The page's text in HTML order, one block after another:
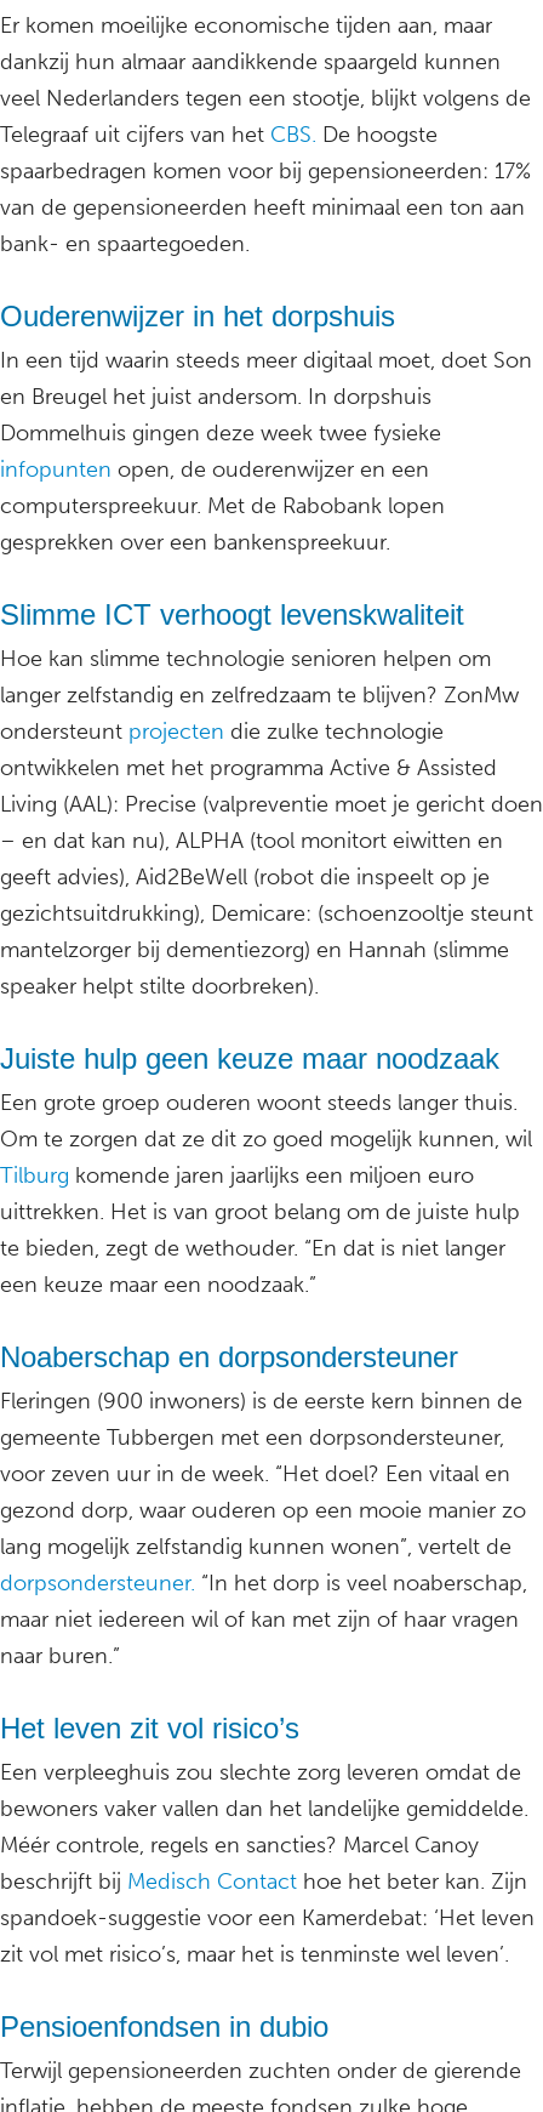
Er komen moeilijke economische tijden aan, maar
dankzij hun almaar aandikkende spaargeld kunnen
veel Nederlanders tegen een stootje, blijkt volgens de
Telegraaf uit cijfers van het CBS. De hoogste
spaarbedragen komen voor bij gepensioneerden: 17%
van de gepensioneerden heeft minimaal een ton aan
bank- en spaartegoeden.
Ouderenwijzer in het dorpshuis
In een tijd waarin steeds meer digitaal moet, doet Son
en Breugel het juist andersom. In dorpshuis
Dommelhuis gingen deze week twee fysieke
infopunten open, de ouderenwijzer en een
computerspreekuur. Met de Rabobank lopen
gesprekken over een bankenspreekuur.
Slimme ICT verhoogt levenskwaliteit
Hoe kan slimme technologie senioren helpen om
langer zelfstandig en zelfredzaam te blijven? ZonMw
ondersteunt projecten die zulke technologie
ontwikkelen met het programma Active & Assisted
Living (AAL): Precise (valpreventie moet je gericht doen
– en dat kan nu), ALPHA (tool monitort eiwitten en
geeft advies), Aid2BeWell (robot die inspeelt op je
gezichtsuitdrukking), Demicare: (schoenzooltje steunt
mantelzorger bij dementiezorg) en Hannah (slimme
speaker helpt stilte doorbreken).
Juiste hulp geen keuze maar noodzaak
Een grote groep ouderen woont steeds langer thuis.
Om te zorgen dat ze dit zo goed mogelijk kunnen, wil
Tilburg komende jaren jaarlijks een miljoen euro
uittrekken. Het is van groot belang om de juiste hulp
te bieden, zegt de wethouder. “En dat is niet langer
een keuze maar een noodzaak.”
Noaberschap en dorpsondersteuner
Fleringen (900 inwoners) is de eerste kern binnen de
gemeente Tubbergen met een dorpsondersteuner,
voor zeven uur in de week. “Het doel? Een vitaal en
gezond dorp, waar ouderen op een mooie manier zo
lang mogelijk zelfstandig kunnen wonen”, vertelt de
dorpsondersteuner. “In het dorp is veel noaberschap,
maar niet iedereen wil of kan met zijn of haar vragen
naar buren.”
Het leven zit vol risico’s
Een verpleeghuis zou slechte zorg leveren omdat de
bewoners vaker vallen dan het landelijke gemiddelde.
Méér controle, regels en sancties? Marcel Canoy
beschrijft bij Medisch Contact hoe het beter kan. Zijn
spandoek-suggestie voor een Kamerdebat: ‘Het leven
zit vol met risico’s, maar het is tenminste wel leven’.
Pensioenfondsen in dubio
Terwijl gepensioneerden zuchten onder de gierende